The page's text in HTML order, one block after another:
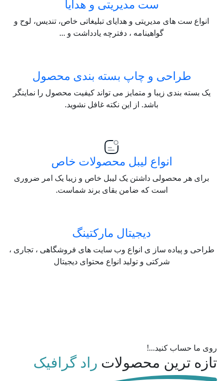
ست مدیریتی و هدایا
انواع ست های مدیریتی و هدایای تبلیغاتی خاص، تندیس، لوح و
گواهینامه ، دفترچه یادداشت و ...
طراحی و چاپ بسته بندی محصول
یک بسته بندی زیبا و متمایز می تواند کیفیت محصول را نماینگر
باشد. از این نکته غافل نشوید.
انواع لیبل محصولات خاص
برای هر محصولی داشتن یک لیبل خاص و زیبا یک امر ضروری
است که ضامن بقای برند شماست.
دیجیتال مارکتینگ
طراحی و پیاده ساز ی انواع وب سایت های فروشگاهی ، تجاری ،
شرکتی و تولید انواع محتوای دیجیتال
روی ما حساب کنید...!
تازه ترین محصولات راد گرافیک